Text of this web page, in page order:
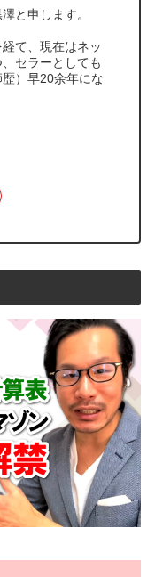
と申します。
て、現在はネッ
セラーとしても
）早20余年にな